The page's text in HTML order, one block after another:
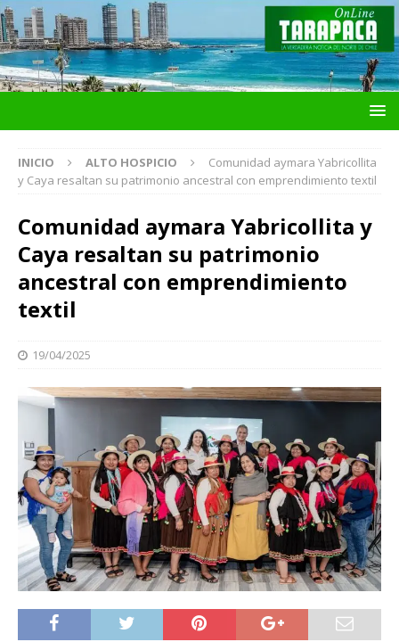
INICIO ALTO HOSPICIO
Comunidad aymara Yabricollita
y Caya resaltan su patrimonio ancestral con emprendimiento textil
Comunidad aymara Yabricollita y
Caya resaltan su patrimonio
ancestral con emprendimiento
textil
19/04/2025